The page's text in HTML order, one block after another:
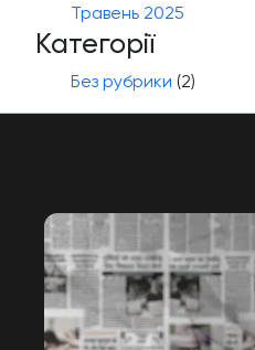
Травень 2025
Категорії
Без рубрики (2)